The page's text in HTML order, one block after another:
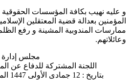
نهيب بكافة المؤسسات الحقوقية و
بعدالة قضية المعتقلين الإسلاميين
المندوبية المشينة و رفع الظلم عن
مجلس إدارة
اللجنة المشتركة للدفاع عن
بتاريخ : 12 جمادى الأولى 1447 الموافق ل 04-11-2025